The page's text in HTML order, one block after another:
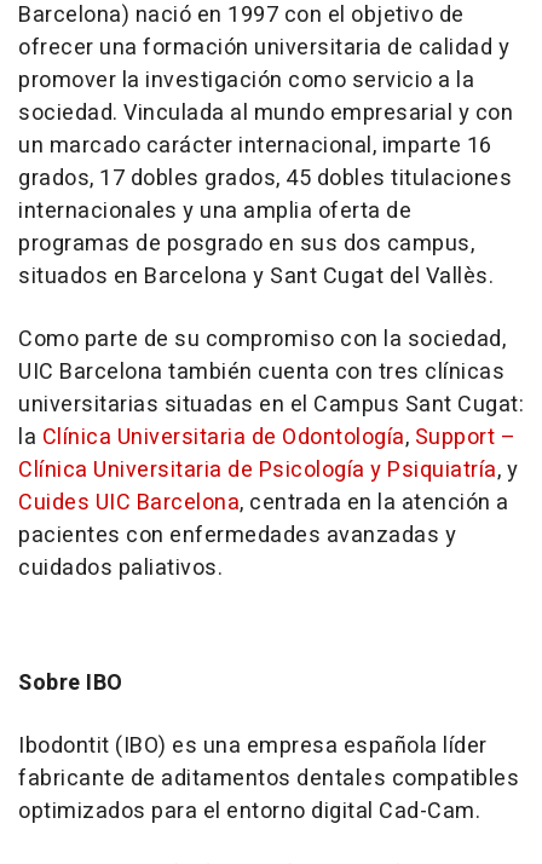
Barcelona) nació en 1997 con el objetivo de
ofrecer una formación universitaria de calidad y
promover la investigación como servicio a la
sociedad. Vinculada al mundo empresarial y con
un marcado carácter internacional, imparte 16
grados, 17 dobles grados, 45 dobles titulaciones
internacionales y una amplia oferta de
programas de posgrado en sus dos campus,
situados en Barcelona y Sant Cugat del Vallès.
Como parte de su compromiso con la sociedad,
UIC Barcelona también cuenta con tres clínicas
universitarias situadas en el Campus Sant Cugat:
la Clínica Universitaria de Odontología, Support –
Clínica Universitaria de Psicología y Psiquiatría, y
Cuides UIC Barcelona, centrada en la atención a
pacientes con enfermedades avanzadas y
cuidados paliativos.
Sobre IBO
Ibodontit (IBO) es una empresa española líder
fabricante de aditamentos dentales compatibles
optimizados para el entorno digital Cad-Cam.